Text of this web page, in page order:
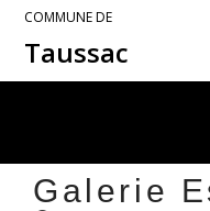
COMMUNE DE
Taussac
Galerie